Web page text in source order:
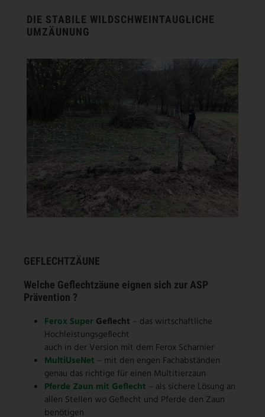
DIE STABILE WILDSCHWEINTAUGLICHE
UMZÄUNUNG
GEFLECHTZÄUNE
Welche Geflechtzäune eignen sich zur ASP
Prävention ?
Ferox Super Geflecht – das wirtschaftliche
Hochleistungsgeflecht
auch in der Version mit dem Ferox Scharnier
MultiUseNet
– mit den engen Fachabständen
genau das richtige für einen Multitierzaun
Pferde Zaun mit Geflecht – als sichere Lösung an
allen Stellen wo Geflecht und Pferde den Zaun
benötigen